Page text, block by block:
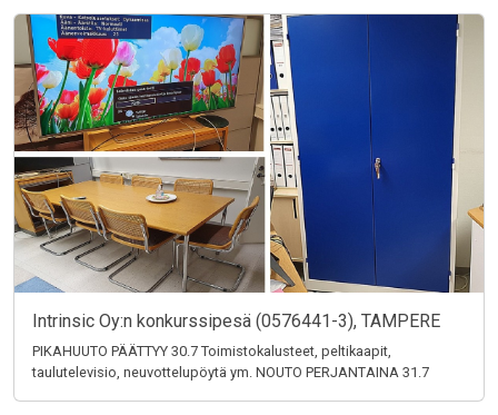
Intrinsic Oy:n konkurssipesä (0576441-3), TAMPERE
PIKAHUUTO PÄÄTTYY 30.7 Toimistokalusteet, peltikaapit,
taulutelevisio, neuvottelupöytä ym. NOUTO PERJANTAINA 31.7